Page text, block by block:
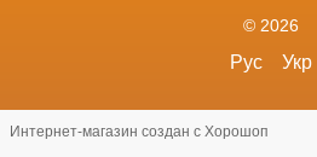
© 2026
Рус Укр
Интернет-магазин создан с Хорошоп